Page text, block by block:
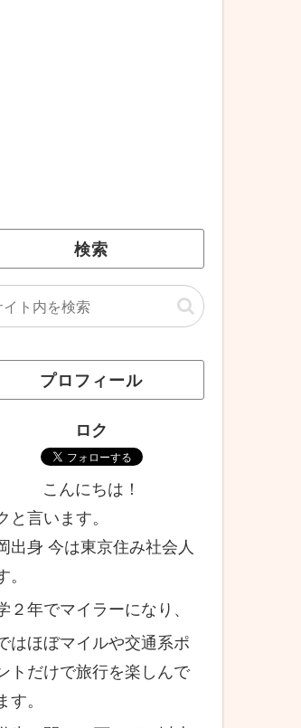
検索
プロフィール
ロク
こんにちは！
と言います。
出身 今は東京住み社会人
２年でマイラーになり、
はほぼマイルや交通系ポ
トだけで旅行を楽しんで
す。